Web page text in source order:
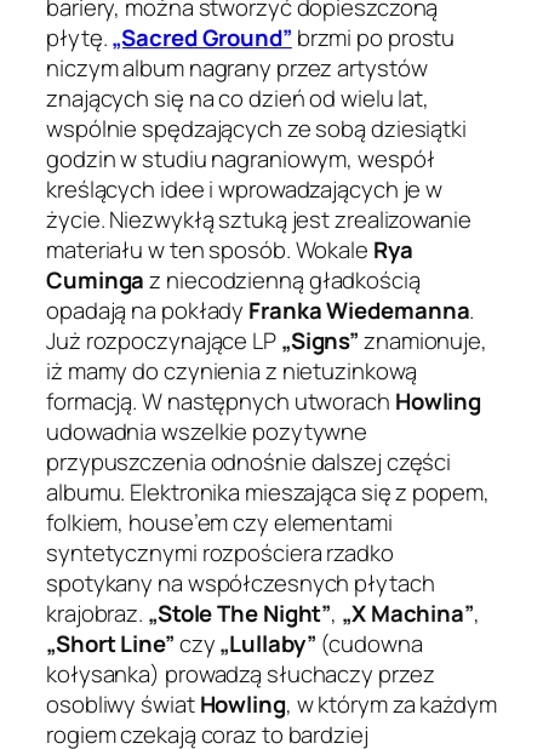
bariery, można stworzyć dopieszczoną
płytę.„Sacred Ground” brzmi po prostu
niczym album nagrany przez artystów
znających się na co dzień od wielu lat,
wspólnie spędzających ze sobą dziesiątki
godzin w studiu nagraniowym, wespół
kreślących idee i wprowadzających je w
życie. Niezwykłą sztuką jest zrealizowanie
materiału w ten sposób. Wokale Rya
Cumingaz niecodzienną gładkością
opadają na pokłady Franka Wiedemanna.
Już rozpoczynające LP„Signs”znamionuje,
iż mamy do czynienia z nietuzinkową
formacją. W następnych utworach Howling
udowadnia wszelkie pozytywne
przypuszczenia odnośnie dalszej części
albumu. Elektronika mieszająca się z popem,
folkiem, house’em czy elementami
syntetycznymi rozpościera rzadko
spotykany na współczesnych płytach
krajobraz. „Stole The Night”, „X Machina”,
„Short Line”czy„Lullaby” (cudowna
kołysanka) prowadzą słuchaczy przez
osobliwy światHowling, w którym za każdym
rogiem czekają coraz to bardziej